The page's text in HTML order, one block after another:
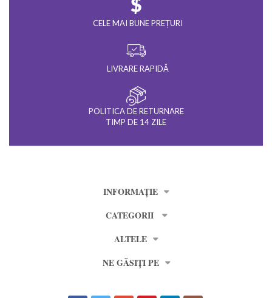
CELE MAI BUNE PREȚURI
LIVRARE RAPIDĂ
POLITICA DE RETURNARE
TIMP DE 14 ZILE
INFORMAȚIE
CATEGORII
ALTELE
NE GĂSIȚI PE